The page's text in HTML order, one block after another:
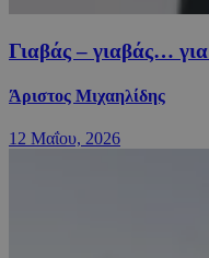
Γιαβάς – γιαβάς…
Άριστος Μιχαηλίδης
12 Μαΐου, 2026